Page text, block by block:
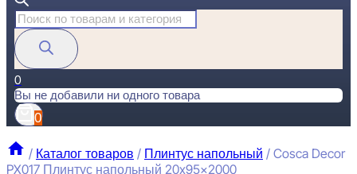
Поиск
товаров
0
Вы не добавили ни одного товара
0
/ Каталог товаров / Плинтус напольный / Cosca Decor
PX017 Плинтус напольный 20x95x2000